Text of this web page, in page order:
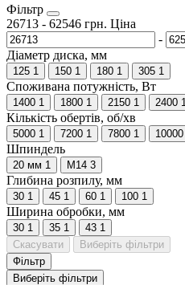
Фільтр
26713 - 62546 грн. Ціна
-
Діаметр диска, мм
125 1 150 1 180 1 305 1
Споживана потужність, Вт
1400 1 1800 1 2150 1 2400 1
Кількість обертів, об/хв
5000 1 7200 1 7800 1 10000
Шпиндель
20 мм 1 M14 3
Глибина розпилу, мм
30 1 45 1 60 1 100 1
Ширина обробки, мм
30 1 35 1 43 1
Скасувати
Виберіть фільтри
Фільтр
Виберіть фільтри